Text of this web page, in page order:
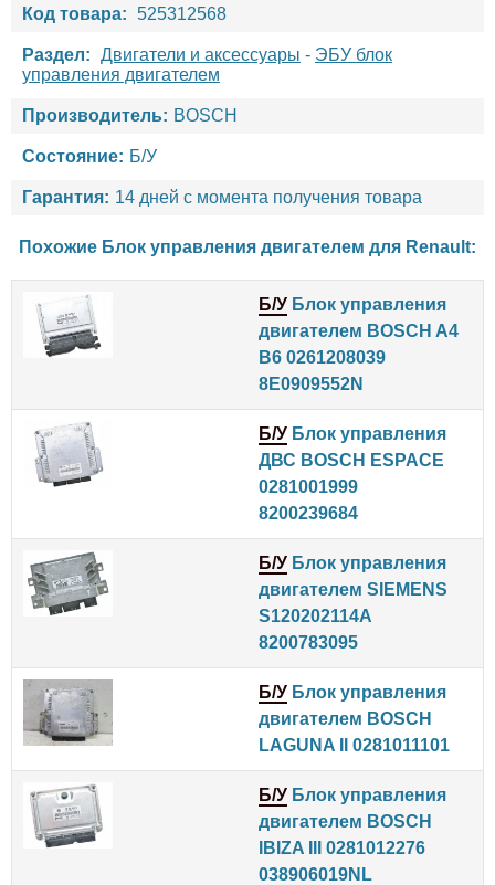
Код товара: 525312568
Раздел: Двигатели и аксессуары - ЭБУ блок
управления двигателем
Производитель: BOSCH
Состояние: Б/У
Гарантия: 14 дней с момента получения товара
Похожие Блок управления двигателем для Renault:
Б/У Блок управления
двигателем BOSCH A4
B6 0261208039
8E0909552N
Б/У Блок управления
ДВС BOSCH ESPACE
0281001999
8200239684
Б/У Блок управления
двигателем SIEMENS
S120202114A
8200783095
Б/У Блок управления
двигателем BOSCH
LAGUNA II 0281011101
Б/У Блок управления
двигателем BOSCH
IBIZA III 0281012276
038906019NL